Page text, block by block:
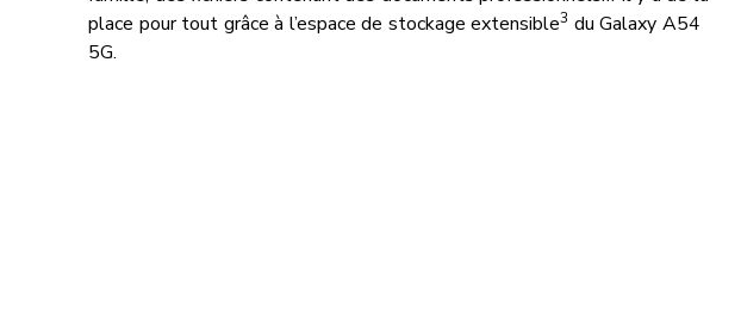
place pour tout grâce à l’espace de stockage extensible3 du Galaxy A54
5G.